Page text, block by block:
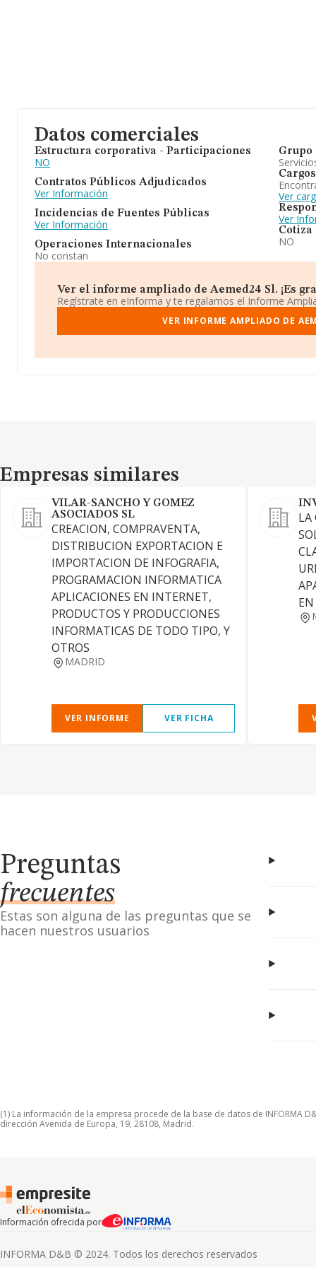
Datos comerciales
Estructura corporativa - Participaciones
NO
Contratos Públicos Adjudicados
Ver Información
Incidencias de Fuentes Públicas
Ver Información
Operaciones Internacionales
No constan
Grupo
Cargos
Ver
Ver
Cotiza
NO
Ver el informe ampliado de Aemed24 Sl. ¡Es
Regístrate en eInforma y te regalamos el Informe
VER INFORME AMPLIADO DE
Empresas similares
Empresas similares
VILAR-SANCHO Y GOMEZ
ASOCIADOS SL
CREACION, COMPRAVENTA,
DISTRIBUCION EXPORTACION E
IMPORTACION DE INFOGRAFIA,
PROGRAMACION INFORMATICA
APLICACIONES EN INTERNET,
PRODUCTOS Y PRODUCCIONES
INFORMATICAS DE TODO TIPO, Y
OTROS
MADRID
VER INFORME VER FICHA
LA
Preguntas
frecuentes
Estas son alguna de las preguntas que se
hacen nuestros usuarios
(1) La información de la empresa procede de la base de datos de INFORMA
dirección Avenida de Europa, 19, 28108, Madrid.
Información ofrecida por
INFORMA D&B © 2024. Todos los derechos reservados